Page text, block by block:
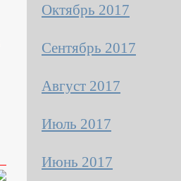
Октябрь 2017
Сентябрь 2017
Август 2017
Июль 2017
Июнь 2017